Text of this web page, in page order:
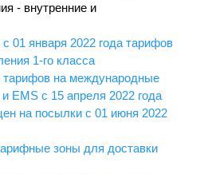
- внутренние и
01 января 2022 года тарифов
1-го класса
на международные
EMS с 15 апреля 2022 года
на посылки с 01 июня 2022
зоны для доставки